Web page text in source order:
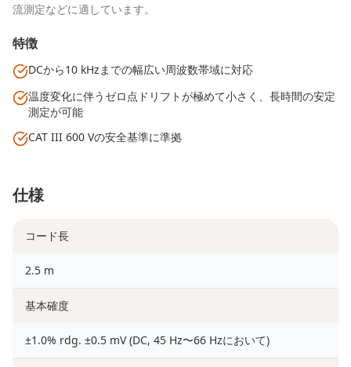
流測定などに適しています。
特徴
DCから10 kHzまでの幅広い周波数帯域に対応
温度変化に伴うゼロ点ドリフトが極めて小さく、長時間の安定
測定が可能
CAT III 600 Vの安全基準に準拠
仕様
コード長
2.5 m
基本確度
±1.0% rdg. ±0.5 mV (DC, 45 Hz〜66 Hzにおいて)